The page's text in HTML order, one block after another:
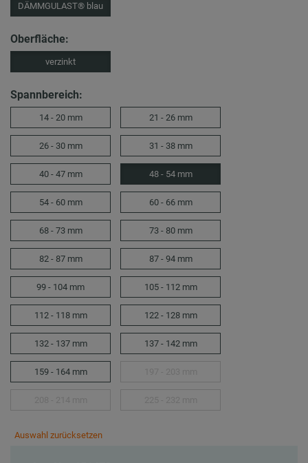
DÄMMGULAST® blau
Oberfläche:
verzinkt
Spannbereich:
14 - 20 mm 21 - 26 mm
26 - 30 mm 31 - 38 mm
40 - 47 mm 48 - 54 mm
54 - 60 mm 60 - 66 mm
68 - 73 mm 73 - 80 mm
82 - 87 mm 87 - 94 mm
99 - 104 mm 105 - 112 mm
112 - 118 mm 122 - 128 mm
132 - 137 mm 137 - 142 mm
159 - 164 mm
Auswahl zurücksetzen